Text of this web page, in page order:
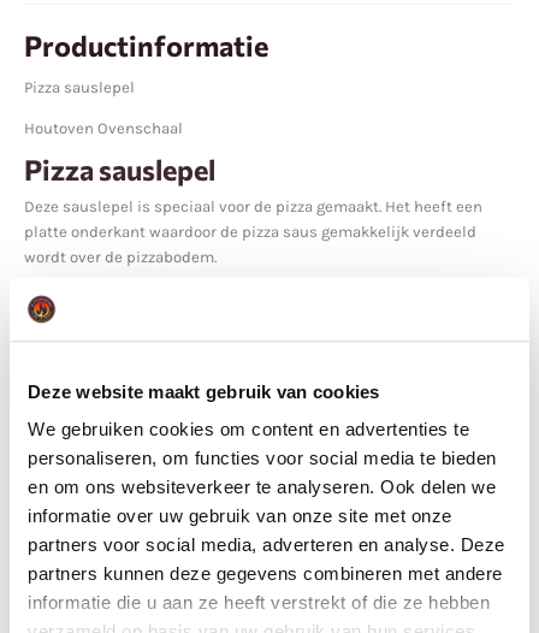
Deze website maakt gebruik van cookies
We gebruiken cookies om content en advertenties te
personaliseren, om functies voor social media te bieden
en om ons websiteverkeer te analyseren. Ook delen we
informatie over uw gebruik van onze site met onze
partners voor social media, adverteren en analyse. Deze
partners kunnen deze gegevens combineren met andere
informatie die u aan ze heeft verstrekt of die ze hebben
Productinformatie
Pizza sauslepel
Houtoven Ovenschaal
Pizza sauslepel
Deze sauslepel is speciaal voor de pizza gemaakt. Het heeft een
platte onderkant waardoor de pizza saus gemakkelijk verdeeld
wordt over de pizzabodem.
Alternatieve suggesties